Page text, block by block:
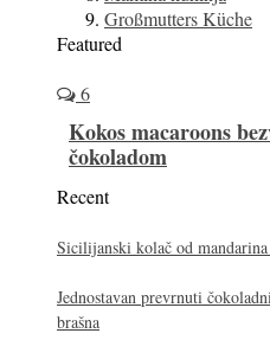
Großmutters Küche
Featured
6
Kokos macaroons
čokoladom
Recent
Sicilijanski kolač od mandarina
Jednostavan prevrnuti
brašna